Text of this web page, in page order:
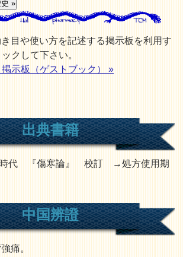
目や使い方を記述する掲示板を利用す
クして下さい。
示板（ゲストブック） »
出典書籍
代 『傷寒論』 校訂 →処方使用期
中国辨證
痛。